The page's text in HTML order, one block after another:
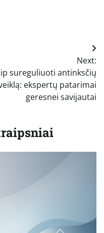
Next:
sureguliuoti antinksčių
ekspertų patarimai
geresnei savijautai